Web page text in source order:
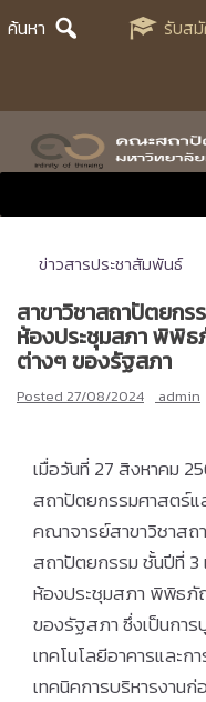
Skipค้นหา รับส
ข่าวสารประชาสัมพันธ์
สาขาวิชาสถาปัตยก
ห้องประชุมสภา พิพิ
ต่างๆ ของรัฐสภา
Posted 27/08/2024 admin
เมื่อวันที่ 27 สิงหาคม
สถาปัตยกรรมศาสตร์แ
คณาจารย์สาขาวิชาสถ
สถาปัตยกรรม ชั้นปีที่ 3
ห้องประชุมสภา พิพิธ
ของรัฐสภา ซึ่งเป็นกา
เทคโนโลยีอาคารและ
เทคนิคการบริหารงานก่